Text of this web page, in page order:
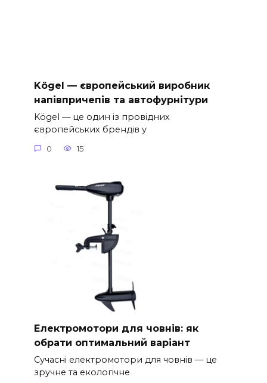
Kögel — європейський виробник
напівпричепів та автофурнітури
Kögel — це один із провідних
європейських брендів у
0 15
Електромотори для човнів: як
обрати оптимальний варіант
Сучасні електромотори для човнів — це
зручне та екологічне